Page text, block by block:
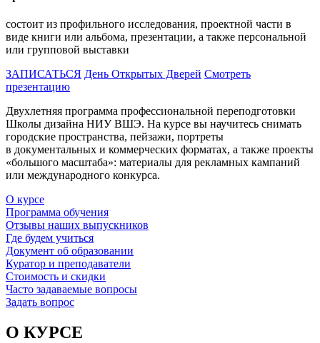
состоит из профильного исследования, проектной части в
виде книги или альбома, презентации, а также персональной
или групповой выставки
ЗАПИСАТЬСЯ День Открытых Дверей Смотреть
презентацию
Двухлетняя программа профессиональной переподготовки
Школы дизайна НИУ ВШЭ. На курсе вы научитесь снимать
городские пространства, пейзажи, портреты
в документальных и коммерческих форматах, а также проекты
«большого масштаба»: материалы для рекламных кампаний
или международного конкурса.
О курсе
Программа обучения
Отзывы наших выпускников
Где будем учиться
Документ об образовании
Куратор и преподаватели
Стоимость и скидки
Часто задаваемые вопросы
Задать вопрос
О КУРСЕ